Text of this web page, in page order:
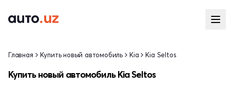
Главная Купить новый автомобиль Kia Kia Seltos
Купить новый автомобиль Kia Seltos